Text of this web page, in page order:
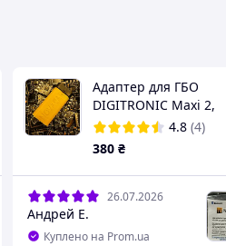
Адаптер для ГБО
DIGITRONIC Maxi 2,
DIGITRONIC IQ
4.8 (4)
380 ₴
26.07.2026
Андрей Е.
Куплено на Prom.ua